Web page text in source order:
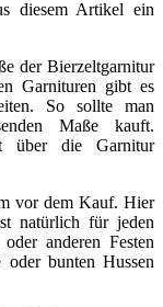
diesem Artikel ein
der Bierzeltgarnitur
Garnituren gibt es
So sollte man
Maße kauft.
über die Garnitur
vor dem Kauf. Hier
natürlich für jeden
anderen Festen
bunten Hussen